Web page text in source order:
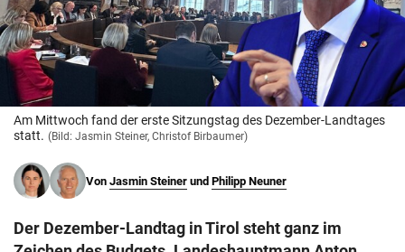
© Krone Multimedia GmbH & Co KG 2026
Muthgasse 2, 1190 Wien
Am Mittwoch fand der erste Sitzungstag des Dezember-Landtages
statt. (Bild: Jasmin Steiner, Christof Birbaumer)
Von Jasmin Steiner und Philipp Neuner
Der Dezember-Landtag in Tirol steht ganz im